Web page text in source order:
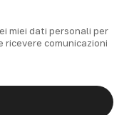
miei dati personali per
ricevere comunicazioni